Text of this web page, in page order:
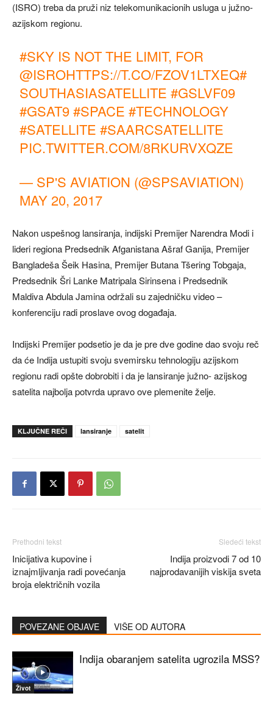
(ISRO) treba da pruži niz telekomunikacionih usluga u južno-
azijskom regionu.
#SKY IS NOT THE LIMIT, FOR
@ISROHTTPS://T.CO/FZOV1LTXEQ#
SOUTHASIASATELLITE #GSLVF09
#GSAT9 #SPACE #TECHNOLOGY
#SATELLITE #SAARCSATELLITE
PIC.TWITTER.COM/8RKURVXQZE
— SP'S AVIATION (@SPSAVIATION)
MAY 20, 2017
Nakon uspešnog lansiranja, indijski Premijer Narendra Modi i
lideri regiona Predsednik Afganistana Ašraf Ganija, Premijer
Bangladeša Šeik Hasina, Premijer Butana Tšering Tobgaja,
Predsednik Šri Lanke Matripala Sirinsena i Predsednik
Maldiva Abdula Jamina održali su zajedničku video –
konferenciju radi proslave ovog događaja.
Indijski Premijer podsetio je da je pre dve godine dao svoju reč
da će Indija ustupiti svoju svemirsku tehnologiju azijskom
regionu radi opšte dobrobiti i da je lansiranje južno- azijskog
satelita najbolja potvrda upravo ove plemenite želje.
KLJUČNE REČI lansiranje satelit
Prethodni tekst
Inicijativa kupovine i
iznajmljivanja radi povećanja
broja električnih vozila
Sledeći tekst
Indija proizvodi 7 od 10
najprodavanijih viskija sveta
POVEZANE OBJAVE VIŠE OD AUTORA
Život
Indija obaranjem satelita ugrozila MSS?